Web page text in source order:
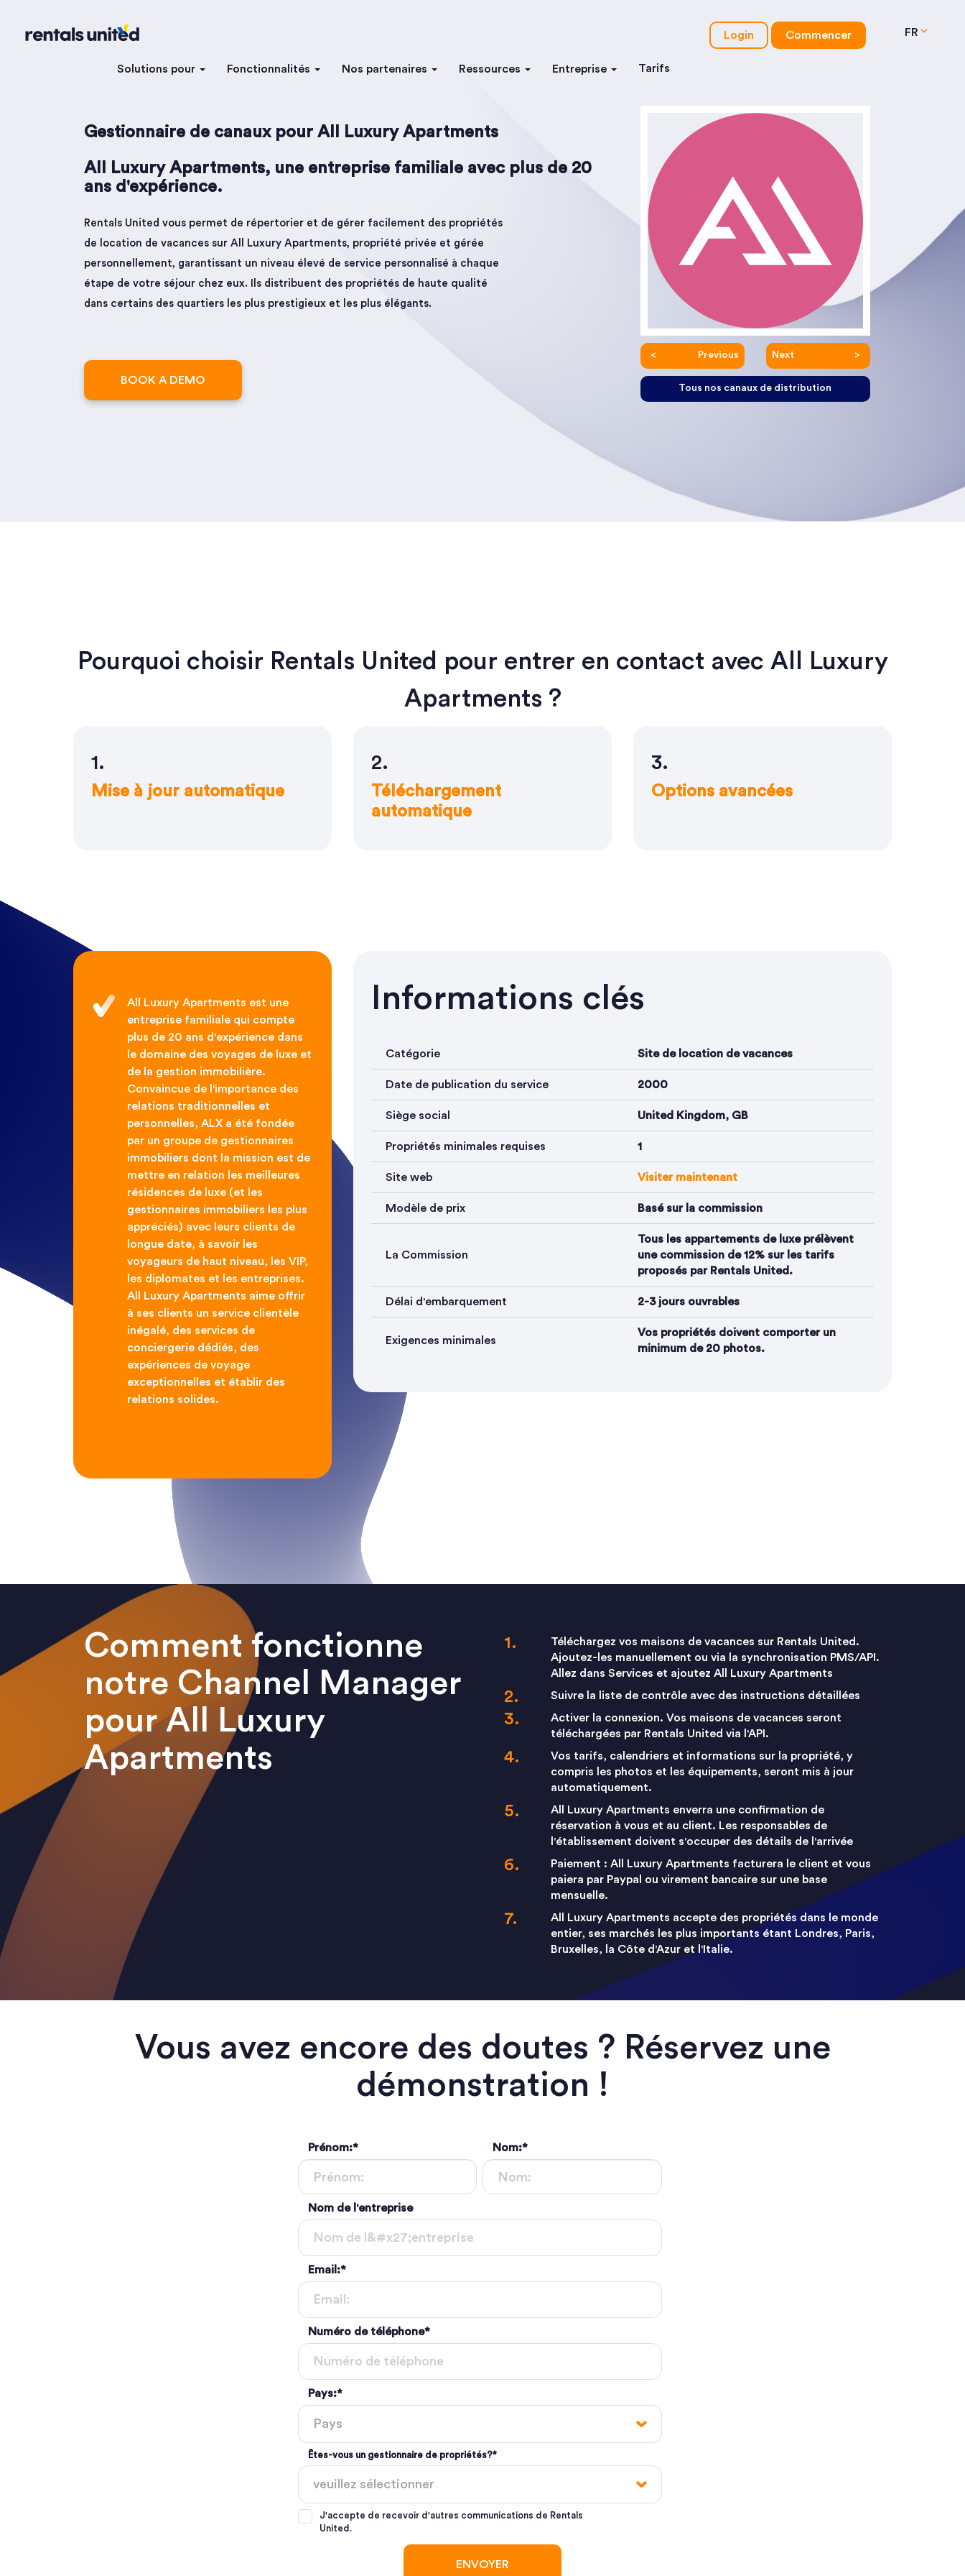
FR
Login Commencer
Solutions pour Fonctionnalités Nos partenaires Ressources Entreprise Tarifs
Gestionnaire de canaux pour All Luxury Apartments
All Luxury Apartments, une entreprise familiale avec plus de 20
ans d'expérience.
Rentals United vous permet de répertorier et de gérer facilement des propriétés
de location de vacances sur All Luxury Apartments, propriété privée et gérée
personnellement, garantissant un niveau élevé de service personnalisé à chaque
étape de votre séjour chez eux. Ils distribuent des propriétés de haute qualité
dans certains des quartiers les plus prestigieux et les plus élégants.
BOOK A DEMO
Previous Next
Tous nos canaux de distribution
Pourquoi choisir Rentals United pour entrer en contact avec All Luxury
Apartments ?
1.
Mise à jour automatique
2.
Téléchargement
automatique
3.
Options avancées
All Luxury Apartments est une
entreprise familiale qui compte
plus de 20 ans d'expérience dans
le domaine des voyages de luxe et
de la gestion immobilière.
Convaincue de l'importance des
relations traditionnelles et
personnelles, ALX a été fondée
par un groupe de gestionnaires
immobiliers dont la mission est de
mettre en relation les meilleures
résidences de luxe (et les
gestionnaires immobiliers les plus
appréciés) avec leurs clients de
longue date, à savoir les
voyageurs de haut niveau, les VIP,
les diplomates et les entreprises.
All Luxury Apartments aime offrir
à ses clients un service clientèle
inégalé, des services de
conciergerie dédiés, des
expériences de voyage
exceptionnelles et établir des
relations solides.
Informations clés
Catégorie Site de location de vacances
Date de publication du service 2000
Siège social United Kingdom, GB
Propriétés minimales requises 1
Site web Visiter maintenant
Modèle de prix Basé sur la commission
La Commission
Tous les appartements de luxe prélèvent
une commission de 12% sur les tarifs
proposés par Rentals United.
Délai d'embarquement 2-3 jours ouvrables
Exigences minimales
Vos propriétés doivent comporter un
minimum de 20 photos.
Comment fonctionne
notre Channel Manager
pour All Luxury
Apartments
Téléchargez vos maisons de vacances sur Rentals United.
Ajoutez-les manuellement ou via la synchronisation PMS/API.
Allez dans Services et ajoutez All Luxury Apartments
Suivre la liste de contrôle avec des instructions détaillées
Activer la connexion. Vos maisons de vacances seront
téléchargées par Rentals United via l'API.
Vos tarifs, calendriers et informations sur la propriété, y
compris les photos et les équipements, seront mis à jour
automatiquement.
All Luxury Apartments enverra une confirmation de
réservation à vous et au client. Les responsables de
l'établissement doivent s'occuper des détails de l'arrivée
Paiement : All Luxury Apartments facturera le client et vous
paiera par Paypal ou virement bancaire sur une base
mensuelle.
All Luxury Apartments accepte des propriétés dans le monde
entier, ses marchés les plus importants étant Londres, Paris,
Bruxelles, la Côte d'Azur et l'Italie.
Vous avez encore des doutes ? Réservez une
démonstration !
Prénom:* Nom:*
Nom de l'entreprise
Email:*
Numéro de téléphone*
Pays:*
Êtes-vous un gestionnaire de propriétés?*
J'accepte de recevoir d'autres communications de Rentals
United.